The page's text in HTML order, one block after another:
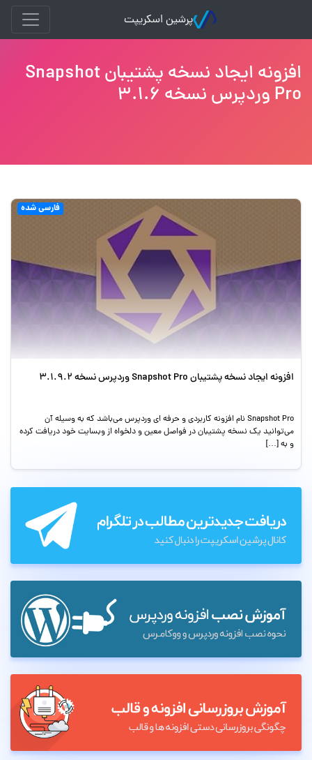
پرشین اسکریپت
افزونه ایجاد نسخه پشتیبان Snapshot
Pro وردپرس نسخه 3.1.6
فارسی شده
افزونه ایجاد نسخه پشتیبان Snapshot Pro وردپرس نسخه 3.1.9.2
Snapshot Pro نام افزونه کاربردی و حرفه ای وردپرس می‌باشد که به وسیله آن
می‌توانید یک نسخه پشتیبان در فواصل معین و دلخواه از وبسایت خود دریافت کرده
و به […]